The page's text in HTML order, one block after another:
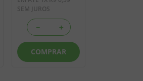
SEM JUROS
＋
－
COMPRAR